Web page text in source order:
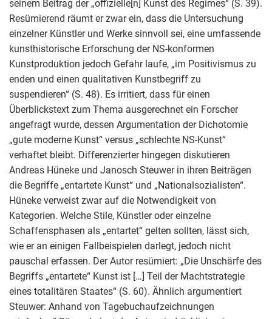
seinem Beitrag der „offizielle[n] Kunst des Regimes“ (S. 39).
Resümierend räumt er zwar ein, dass die Untersuchung
einzelner Künstler und Werke sinnvoll sei, eine umfassende
kunsthistorische Erforschung der NS-konformen
Kunstproduktion jedoch Gefahr laufe, „im Positivismus zu
enden und einen qualitativen Kunstbegriff zu
suspendieren“ (S. 48). Es irritiert, dass für einen
Überblickstext zum Thema ausgerechnet ein Forscher
angefragt wurde, dessen Argumentation der Dichotomie
„gute moderne Kunst“ versus „schlechte NS-Kunst“
verhaftet bleibt. Differenzierter hingegen diskutieren
Andreas Hüneke und Janosch Steuwer in ihren Beiträgen
die Begriffe „entartete Kunst“ und „Nationalsozialisten“.
Hüneke verweist zwar auf die Notwendigkeit von
Kategorien. Welche Stile, Künstler oder einzelne
Schaffensphasen als „entartet“ gelten sollten, lässt sich,
wie er an einigen Fallbeispielen darlegt, jedoch nicht
pauschal erfassen. Der Autor resümiert: „Die Unschärfe des
Begriffs „entartete“ Kunst ist […] Teil der Machtstrategie
eines totalitären Staates“ (S. 60). Ähnlich argumentiert
Steuwer: Anhand von Tagebuchaufzeichnungen